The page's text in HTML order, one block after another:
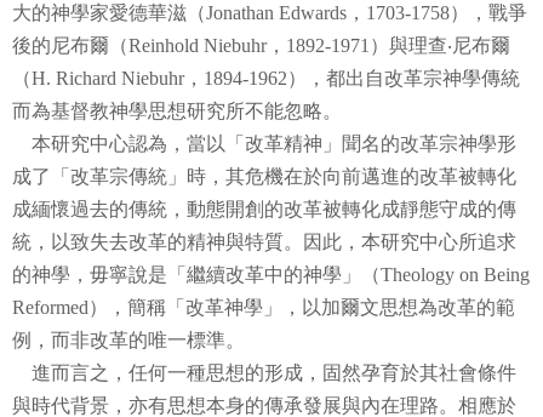
大的神學家愛德華滋（Jonathan Edwards ， 1703-1758），戰爭
後的尼布爾（Reinhold Niebuhr， 1892-1971 ）與理查‧尼布爾
（H. Richard Niebuhr， 1894-1962），都出自改革宗神學傳統
而為基督教神學思想研究所不能忽略。
本研究中心認為，當以「改革精神」聞名的改革宗神學形
成了「改革宗傳統」時，其危機在於向前邁進的改革被轉化
成緬懷過去的傳統，動態開創的改革被轉化成靜態守成的傳
統，以致失去改革的精神與特質。因此，本研究中心所追求
的神學，毋寧說是「繼續改革中的神學」（Theology on Being
Reformed）
，簡稱「改革神學」，以加爾文思想為改革的範
例，而非改革的唯一標準。
進而言之，任何一種思想的形成，固然孕育於其社會條件
與時代背景，亦有思想本身的傳承發展與內在理路。相應於